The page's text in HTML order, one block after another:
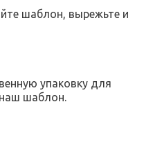
шаблон, вырежьте и
упаковку для
шаблон.